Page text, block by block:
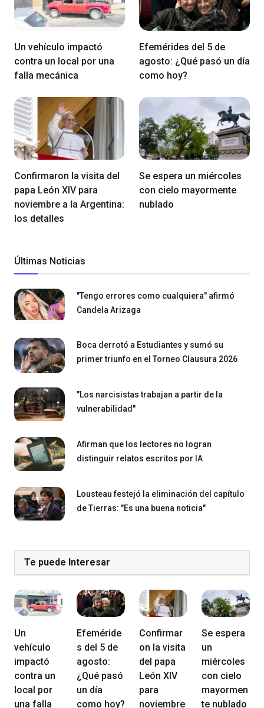
Un vehículo impactó
contra un local por una
falla mecánica
Efemérides del 5 de
agosto: ¿Qué pasó un día
como hoy?
Confirmaron la visita del
papa León XIV para
noviembre a la Argentina:
los detalles
Se espera un miércoles
con cielo mayormente
nublado
Últimas Noticias
"Tengo errores como cualquiera" afirmó
Candela Arizaga
Boca derrotó a Estudiantes y sumó su
primer triunfo en el Torneo Clausura 2026
"Los narcisistas trabajan a partir de la
vulnerabilidad"
Afirman que los lectores no logran
distinguir relatos escritos por IA
Lousteau festejó la eliminación del capítulo
de Tierras: "Es una buena noticia"
Te puede Interesar
Un
vehículo
impactó
contra un
local por
una falla
Efeméride
s del 5 de
agosto:
¿Qué pasó
un día
como hoy?
Confirmar
on la visita
del papa
León XIV
para
noviembre
Se espera
un
miércoles
con cielo
mayormen
te nublado